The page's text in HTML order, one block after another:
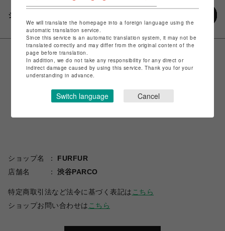
シェアする
ショップ名
FURFUR
店舗名
渋谷PARCO
特定商取引法など法令に基づく表記は こちら
ショップお問い合わせは こちら
We will translate the homepage into a foreign language using the
automatic translation service.
Since this service is an automatic translation system, it may not be
translated correctly and may differ from the original content of the
page before translation.
In addition, we do not take any responsibility for any direct or
indirect damage caused by using this service. Thank you for your
understanding in advance.
Switch language Cancel